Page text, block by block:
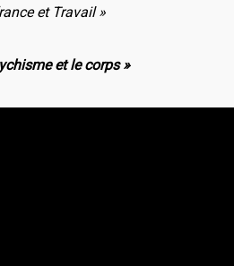
et Travail »
et le corps »